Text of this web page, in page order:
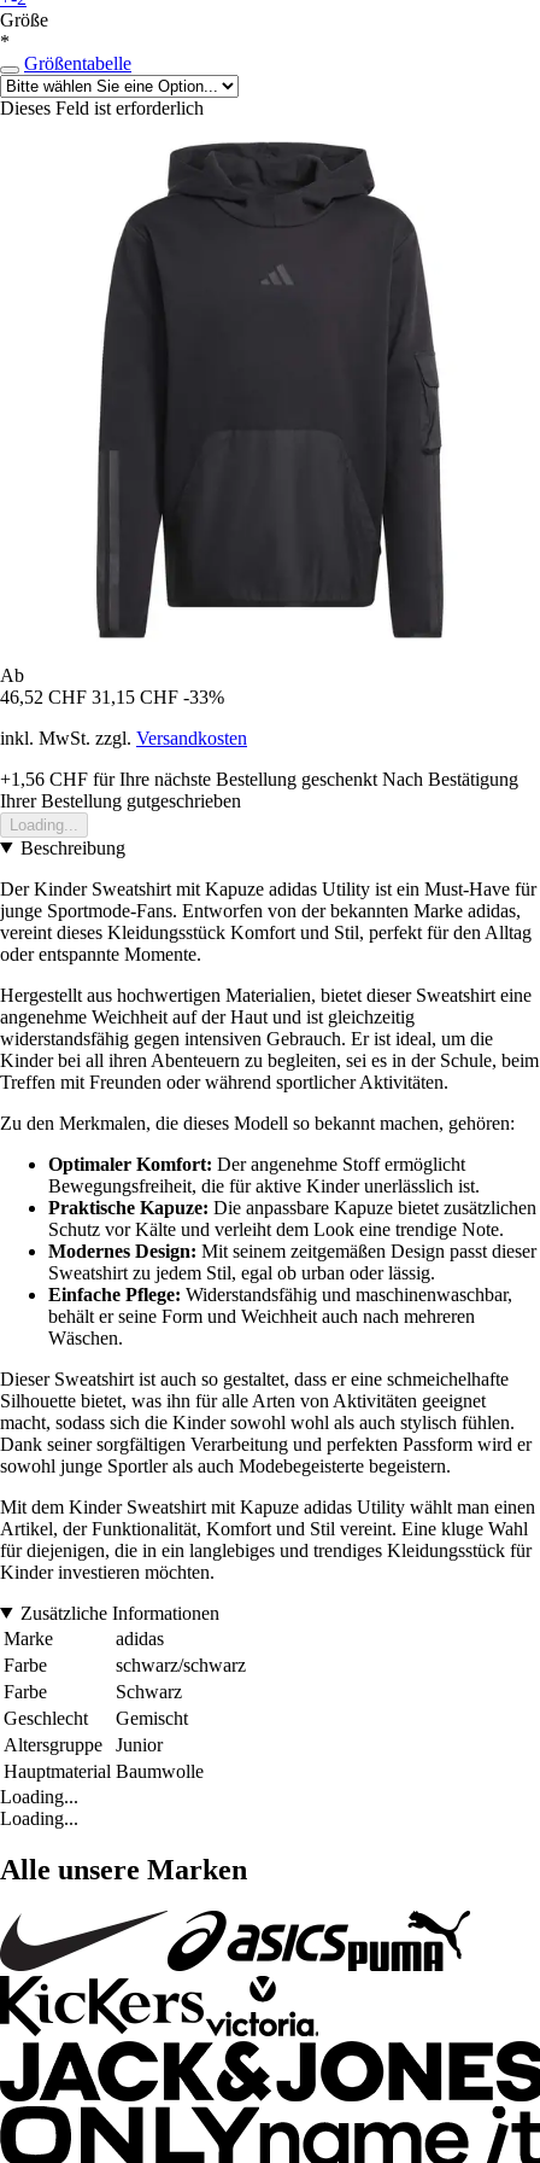
Größe
*
Größentabelle
Dieses Feld ist erforderlich
Ab
46,52 CHF 31,15 CHF -33%
inkl. MwSt. zzgl. Versandkosten
+1,56 CHF für Ihre nächste Bestellung geschenkt Nach Bestätigung
Ihrer Bestellung gutgeschrieben
Loading...
Beschreibung
Der Kinder Sweatshirt mit Kapuze adidas Utility ist ein Must-Have für
junge Sportmode-Fans. Entworfen von der bekannten Marke adidas,
vereint dieses Kleidungsstück Komfort und Stil, perfekt für den Alltag
oder entspannte Momente.
Hergestellt aus hochwertigen Materialien, bietet dieser Sweatshirt eine
angenehme Weichheit auf der Haut und ist gleichzeitig
widerstandsfähig gegen intensiven Gebrauch. Er ist ideal, um die
Kinder bei all ihren Abenteuern zu begleiten, sei es in der Schule, beim
Treffen mit Freunden oder während sportlicher Aktivitäten.
Zu den Merkmalen, die dieses Modell so bekannt machen, gehören:
Optimaler Komfort: Der angenehme Stoff ermöglicht
Bewegungsfreiheit, die für aktive Kinder unerlässlich ist.
Praktische Kapuze: Die anpassbare Kapuze bietet zusätzlichen
Schutz vor Kälte und verleiht dem Look eine trendige Note.
Modernes Design: Mit seinem zeitgemäßen Design passt dieser
Sweatshirt zu jedem Stil, egal ob urban oder lässig.
Einfache Pflege: Widerstandsfähig und maschinenwaschbar,
behält er seine Form und Weichheit auch nach mehreren
Wäschen.
Dieser Sweatshirt ist auch so gestaltet, dass er eine schmeichelhafte
Silhouette bietet, was ihn für alle Arten von Aktivitäten geeignet
macht, sodass sich die Kinder sowohl wohl als auch stylisch fühlen.
Dank seiner sorgfältigen Verarbeitung und perfekten Passform wird er
sowohl junge Sportler als auch Modebegeisterte begeistern.
Mit dem Kinder Sweatshirt mit Kapuze adidas Utility wählt man einen
Artikel, der Funktionalität, Komfort und Stil vereint. Eine kluge Wahl
für diejenigen, die in ein langlebiges und trendiges Kleidungsstück für
Kinder investieren möchten.
Zusätzliche Informationen
Marke
adidas
Farbe
schwarz/schwarz
Farbe
Schwarz
Geschlecht
Gemischt
Altersgruppe
Junior
Hauptmaterial Baumwolle
Loading...
Loading...
Alle unsere Marken